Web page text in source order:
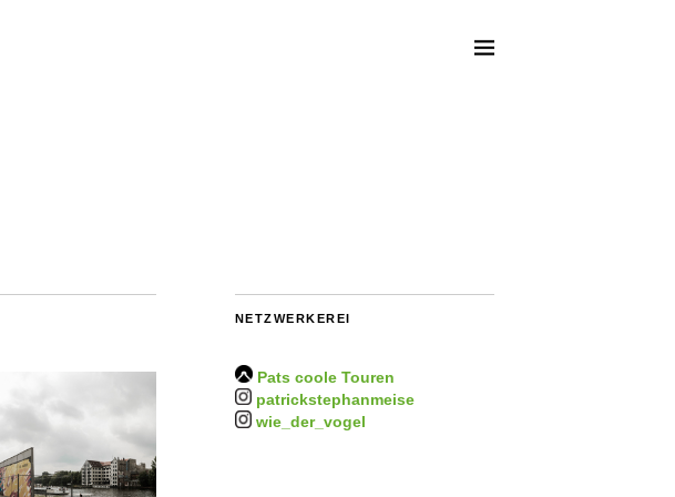
NETZWERKEREI
Pats coole Touren
patrickstephanmeise
wie_der_vogel